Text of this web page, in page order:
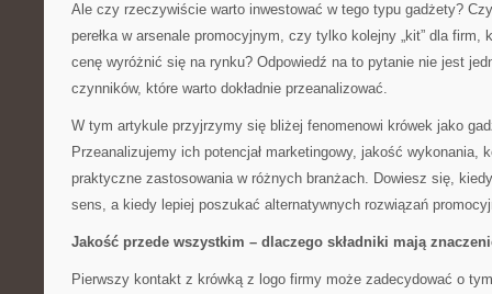
Ale czy rzeczywiście warto inwestować w tego typu gadżety?
perełka w arsenale promocyjnym, czy tylko kolejny „kit” dla firm,
cenę wyróżnić się na rynku? Odpowiedź na to pytanie nie jest
czynników, które warto dokładnie przeanalizować.
W tym artykule przyjrzymy się bliżej fenomenowi krówek jako
Przeanalizujemy ich potencjał marketingowy, jakość wykonania,
praktyczne zastosowania w różnych branżach. Dowiesz się,
sens, a kiedy lepiej poszukać alternatywnych rozwiązań
Jakość przede wszystkim – dlaczego składniki mają
Pierwszy kontakt z krówką z logo firmy może zadecydować o